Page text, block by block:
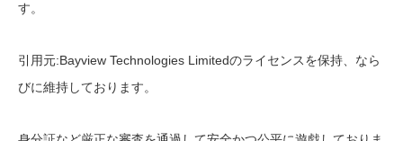
す。
引用元:Bayview Technologies Limitedのライセンスを保持、なら
びに維持しております。